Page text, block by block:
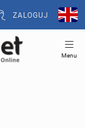
ZALOGUJ
Menu